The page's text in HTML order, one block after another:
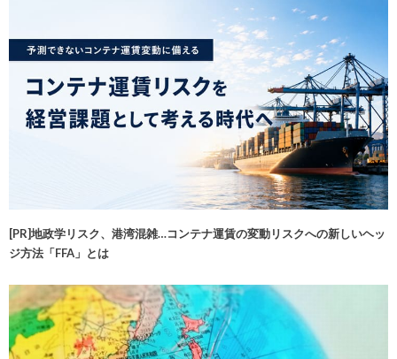
[PR]地政学リスク、港湾混雑…コンテナ運賃の変動リスクへの新しいヘッ
ジ方法「FFA」とは